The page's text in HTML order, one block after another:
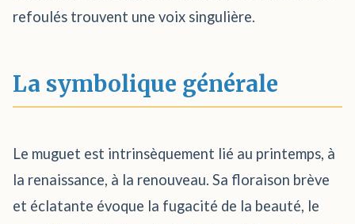
refoulés trouvent une voix singulière.
La symbolique générale
Le muguet est intrinsèquement lié au printemps, à
la renaissance, à la renouveau. Sa floraison brève
et éclatante évoque la fugacité de la beauté, le